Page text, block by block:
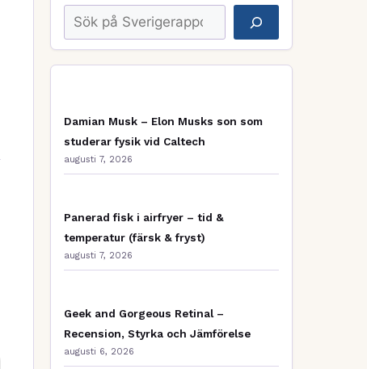
Sök
Damian Musk – Elon Musks son som
studerar fysik vid Caltech
augusti 7, 2026
Panerad fisk i airfryer – tid &
temperatur (färsk & fryst)
augusti 7, 2026
Geek and Gorgeous Retinal –
Recension, Styrka och Jämförelse
augusti 6, 2026